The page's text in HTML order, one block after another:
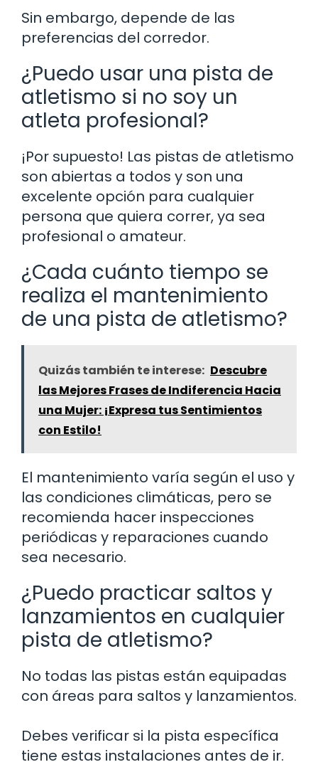
Sin embargo, depende de las
preferencias del corredor.
¿Puedo usar una pista de
atletismo si no soy un
atleta profesional?
¡Por supuesto! Las pistas de atletismo
son abiertas a todos y son una
excelente opción para cualquier
persona que quiera correr, ya sea
profesional o amateur.
¿Cada cuánto tiempo se
realiza el mantenimiento
de una pista de atletismo?
Quizás también te interese: Descubre
las Mejores Frases de Indiferencia Hacia
una Mujer: ¡Expresa tus Sentimientos
con Estilo!
El mantenimiento varía según el uso y
las condiciones climáticas, pero se
recomienda hacer inspecciones
periódicas y reparaciones cuando
sea necesario.
¿Puedo practicar saltos y
lanzamientos en cualquier
pista de atletismo?
No todas las pistas están equipadas
con áreas para saltos y lanzamientos.
Debes verificar si la pista específica
tiene estas instalaciones antes de ir.